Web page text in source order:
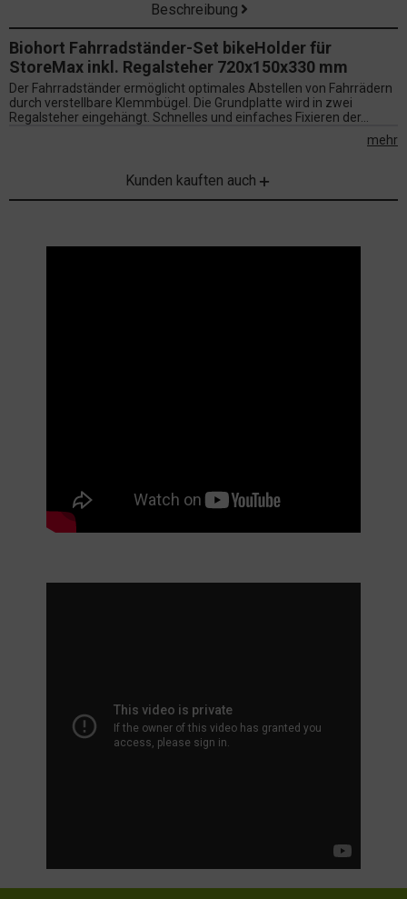
Beschreibung
Biohort Fahrradständer-Set bikeHolder für
StoreMax inkl. Regalsteher 720x150x330 mm
Der Fahrradständer ermöglicht optimales Abstellen von Fahrrädern
durch verstellbare Klemmbügel. Die Grundplatte wird in zwei
Regalsteher eingehängt. Schnelles und einfaches Fixieren der...
mehr
Kunden kauften auch